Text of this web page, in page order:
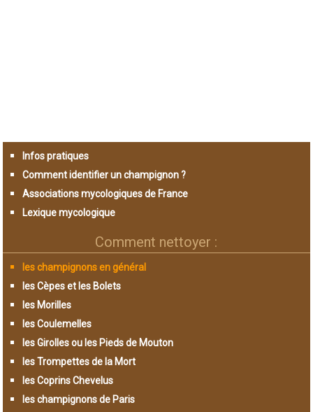
Infos pratiques
Comment identifier un champignon ?
Associations mycologiques de France
Lexique mycologique
Comment nettoyer :
les champignons en général
les Cèpes et les Bolets
les Morilles
les Coulemelles
les Girolles ou les Pieds de Mouton
les Trompettes de la Mort
les Coprins Chevelus
les champignons de Paris